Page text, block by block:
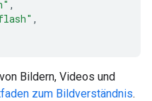
,
,
Bildern, Videos und
zum Bildverständnis.